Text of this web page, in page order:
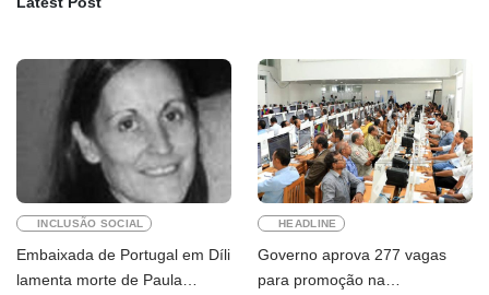
INCLUSÃO SOCIAL
Embaixada de Portugal em Díli
lamenta morte de Paula
HEADLINE
Governo aprova 277 vagas
para promoção na